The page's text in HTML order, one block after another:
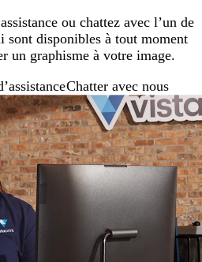
ou chattez avec l’un de
sont disponibles à tout moment
un graphisme à votre image.
Chatter avec nous